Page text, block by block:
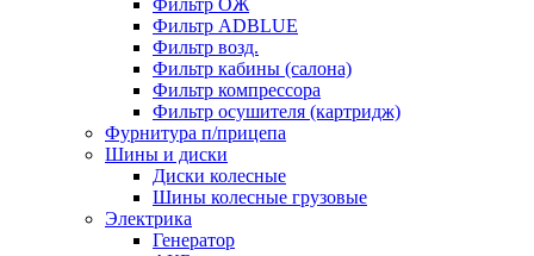
Фильтр ОЖ
Фильтр ADBLUE
Фильтр возд.
Фильтр кабины (салона)
Фильтр компрессора
Фильтр осушителя (картридж)
Фурнитура п/прицепа
Шины и диски
Диски колесные
Шины колесные грузовые
Электрика
Генератор